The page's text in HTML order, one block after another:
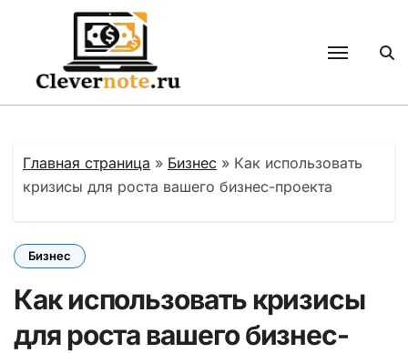
содержанию
Главная страница » Бизнес » Как использовать
кризисы для роста вашего бизнес-проекта
Бизнес
Как использовать кризисы
для роста вашего бизнес-